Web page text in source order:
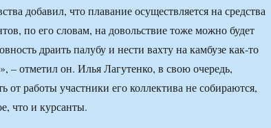
добавил, что плавание осуществляется на средства
по его словам, на довольствие тоже можно будет
драить палубу и нести вахту на камбузе как-то
– отметил он. Илья Лагутенко, в свою очередь,
от работы участники его коллектива не собираются,
что и курсанты.